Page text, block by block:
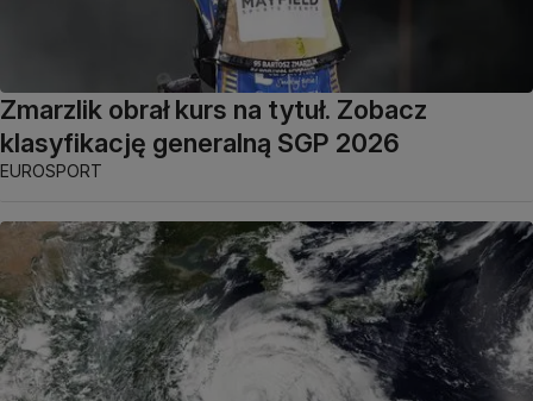
Zmarzlik obrał kurs na tytuł. Zobacz
klasyfikację generalną SGP 2026
EUROSPORT